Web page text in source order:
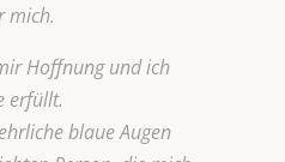
mich.
Hoffnung und ich
erfüllt.
blaue Augen